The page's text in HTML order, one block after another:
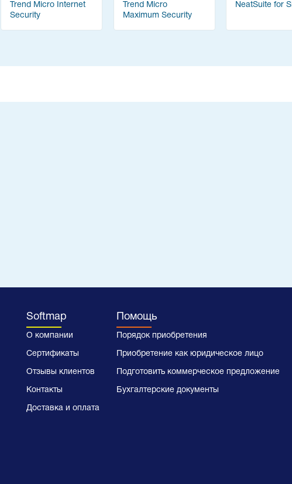
Trend Micro Internet
Security
Trend Micro
Maximum Security
NeatSuite for
Softmap
О компании
Сертификаты
Отзывы клиентов
Контакты
Доставка и оплата
Помощь
Порядок приобретения
Приобретение как юридическое лицо
Подготовить коммерческое предложение
Бухгалтерские документы